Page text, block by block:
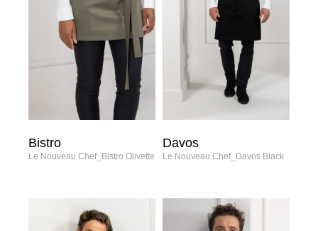
Bistro
Le Nouveau Chef_Bistro Olivette
Davos
Le Nouveau Chef_Davos Black